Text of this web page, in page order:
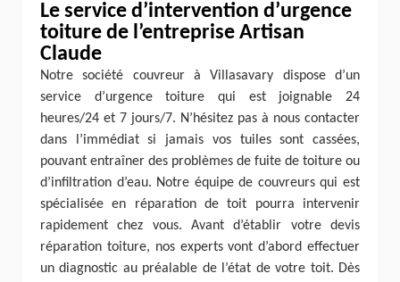
Le service d’intervention d’urgence
toiture de l’entreprise Artisan
Claude
Notre société couvreur à Villasavary dispose d’un
service d’urgence toiture qui est joignable 24
heures/24 et 7 jours/7. N’hésitez pas à nous contacter
dans l’immédiat si jamais vos tuiles sont cassées,
pouvant entraîner des problèmes de fuite de toiture ou
d’infiltration d’eau. Notre équipe de couvreurs qui est
spécialisée en réparation de toit pourra intervenir
rapidement chez vous. Avant d’établir votre devis
réparation toiture, nos experts vont d’abord effectuer
un diagnostic au préalable de l’état de votre toit. Dès